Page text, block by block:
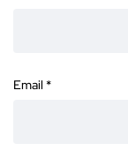
Email *